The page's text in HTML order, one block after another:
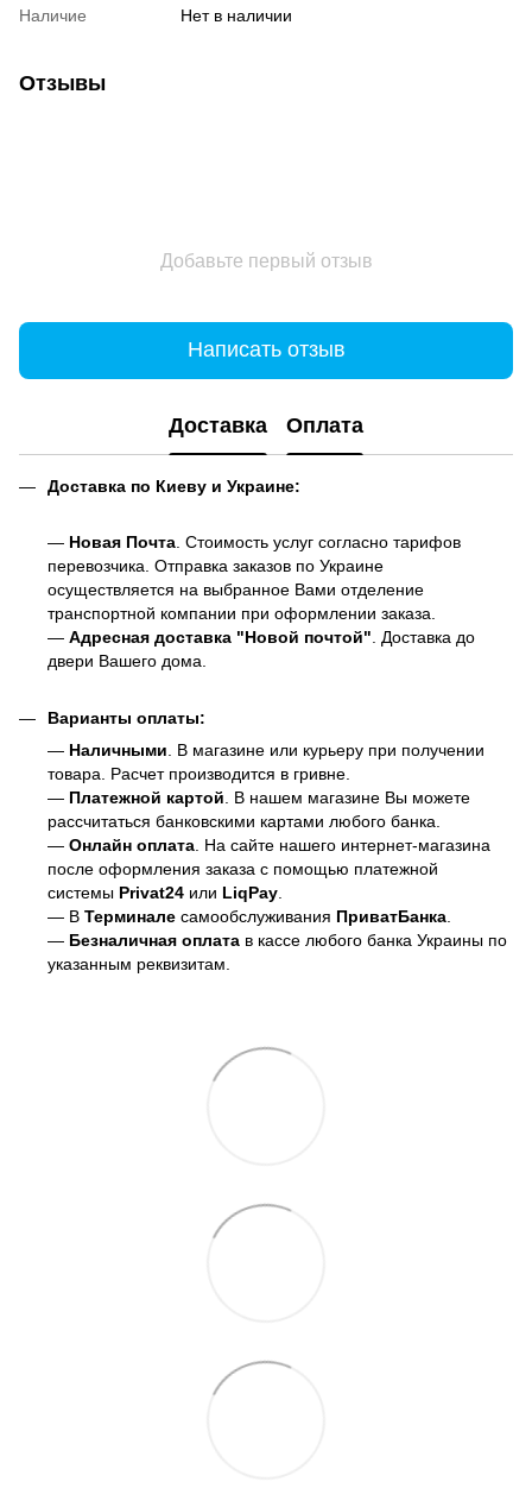
Наличие
Нет в наличии
Отзывы
Добавьте первый отзыв
Написать отзыв
Доставка Оплата
Доставка по Киеву и Украине:
— Новая Почта . Стоимость услуг согласно тарифов
перевозчика. Отправка заказов по Украине
осуществляется на выбранное Вами отделение
транспортной компании при оформлении заказа.
— Адресная доставка "Новой почтой" . Доставка до
двери Вашего дома.
Варианты оплаты:
— Наличными . В магазине или курьеру при получении
товара. Расчет производится в гривне.
— Платежной картой . В нашем магазине Вы можете
рассчитаться банковскими картами любого банка.
— Онлайн оплата . На сайте нашего интернет-магазина
после оформления заказа с помощью платежной
системы Privat24 или LiqPay
— В Терминале самообслуживания ПриватБанка
— Безналичная оплата в кассе любого банка Украины по
указанным реквизитам.